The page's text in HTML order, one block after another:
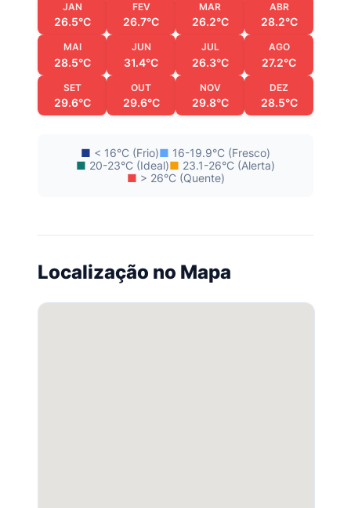
JAN
26.5°C
FEV
26.7°C
MAR
26.2°C
ABR
28.2°C
MAI
28.5°C
JUN
31.4°C
JUL
26.3°C
AGO
27.2°C
SET
29.6°C
OUT
29.6°C
NOV
29.8°C
DEZ
28.5°C
■ < 16°C (Frio)■ 16-19.9°C (Fresco)
■ 20-23°C (Ideal)■ 23.1-26°C (Alerta)
■ > 26°C (Quente)
Localização no Mapa